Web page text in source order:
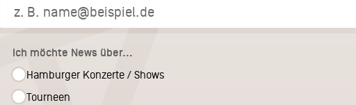
Ich möchte News über...
Hamburger Konzerte / Shows
Tourneen